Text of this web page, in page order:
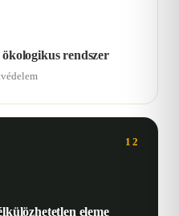
rendszer
12
eleme